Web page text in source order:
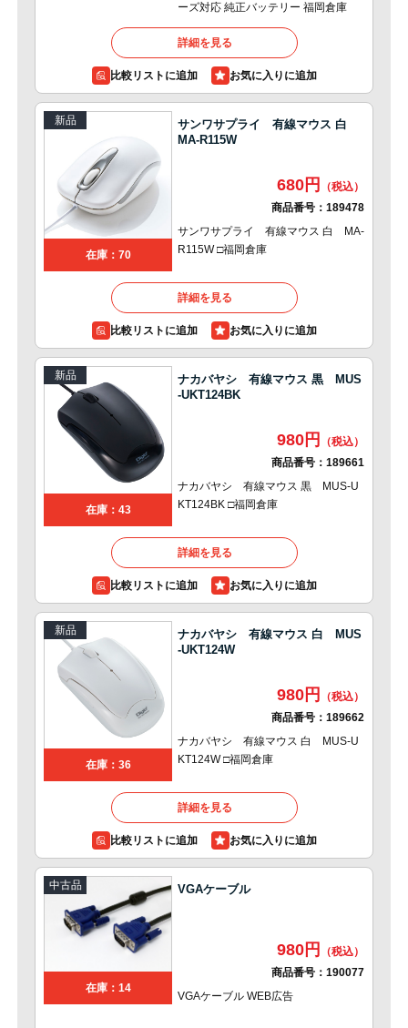
ーズ対応 純正バッテリー 福岡倉庫
詳細を見る
比較リストに追加
新品
在庫：70
サンワサプライ 有線マウス 白
MA-R115W
680円
商品番号： 189478
サンワサプライ 有線マウス 白 MA-
R115W □福岡倉庫
詳細を見る
比較リストに追加
新品
在庫：43
ナカバヤシ 有線マウス 黒 MUS
-UKT124BK
980円
商品番号： 189661
ナカバヤシ 有線マウス 黒 MUS-U
KT124BK □福岡倉庫
詳細を見る
比較リストに追加
新品
在庫：36
ナカバヤシ 有線マウス 白 MUS
-UKT124W
980円
商品番号： 189662
ナカバヤシ 有線マウス 白 MUS-U
KT124W □福岡倉庫
詳細を見る
比較リストに追加
中古品
在庫：14
VGAケーブル
980円
商品番号： 190077
VGAケーブル WEB広告